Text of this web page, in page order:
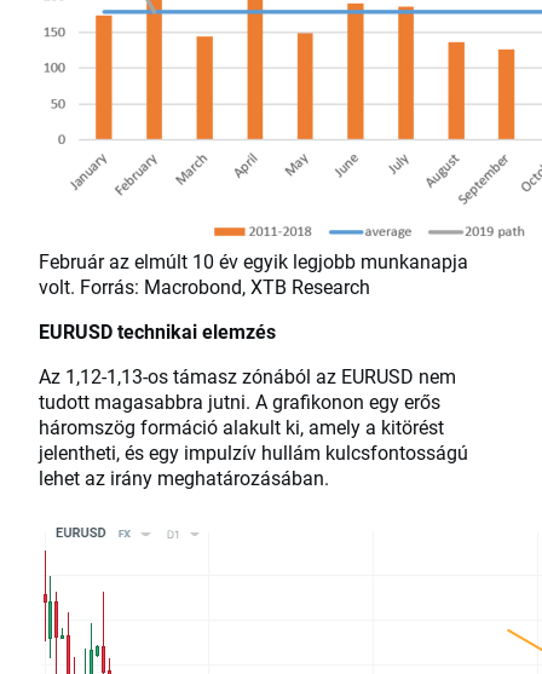
Február az elmúlt 10 év egyik legjobb munkanapja
volt. Forrás: Macrobond, XTB Research
EURUSD technikai elemzés
Az 1,12-1,13-os támasz zónából az EURUSD nem
tudott magasabbra jutni. A grafikonon egy erős
háromszög formáció alakult ki, amely a kitörést
jelentheti, és egy impulzív hullám kulcsfontosságú
lehet az irány meghatározásában.